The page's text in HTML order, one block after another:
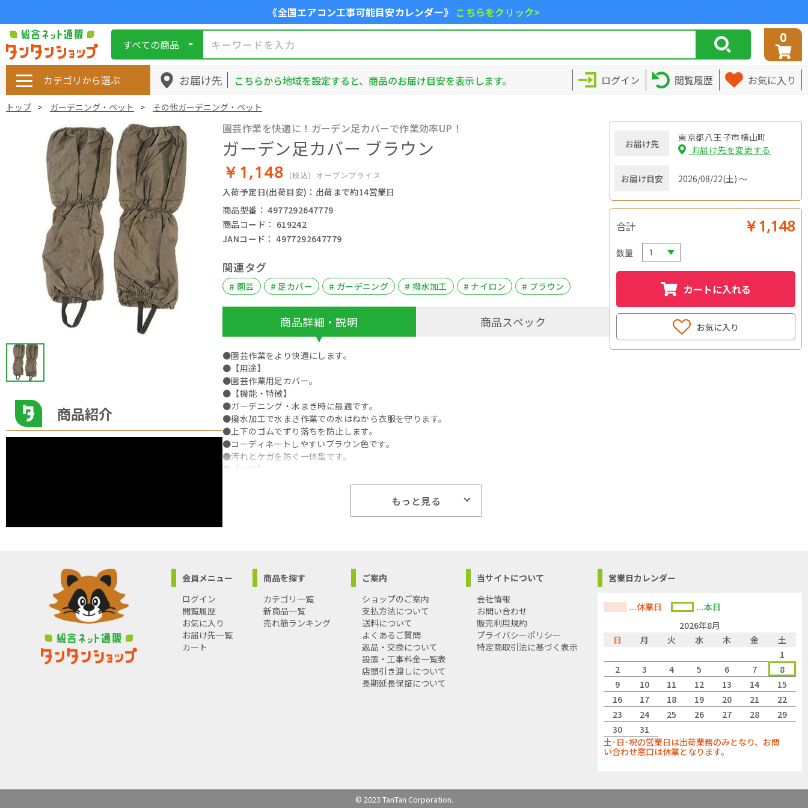
《全国エアコン工事可能目安カレンダー》 こちらをクリック>
すべての商品 0
カテゴリから選ぶ お届け先 こちらから地域を設定すると、商品のお届け目安を表示します。 ログイン 閲覧履歴 お気に入り
トップ ガーデニング・ペット その他ガーデニング・ペット
商品紹介
園芸作業を快適に！ガーデン足カバーで作業効率UP！
ガーデン足カバー ブラウン
￥1,148 (税込) オープンプライス
入荷予定日(出荷目安)：出荷まで約14営業日
商品型番： 4977292647779
商品コード： 619242
JANコード： 4977292647779
関連タグ
# 園芸 # 足カバー # ガーデニング # 撥水加工 # ナイロン # ブラウン
商品詳細・説明
●園芸作業をより快適にします。
●【用途】
●園芸作業用足カバー。
●【機能・特徴】
●ガーデニング・水まき時に最適です。
●撥水加工で水まき作業での水はねから衣服を守ります。
●上下のゴムでずり落ちを防止します。
●コーディネートしやすいブラウン色です。
●汚れとケガを防ぐ一体型です。
●【仕様】
●ブランド名：セフティ－３
●商品名：ガーデン足カバー
●規格：ブラウン
もっと見る
商品スペック
お届け先
東京都八王子市横山町
お届け先を変更する
お届け目安 2026/08/22(土) ～
合計 ￥1,148
数量
カートに入れる
お気に入り
会員メニュー
ログイン
閲覧履歴
お気に入り
お届け先一覧
カート
商品を探す
カテゴリ一覧
新商品一覧
売れ筋ランキング
ご案内
ショップのご案内
支払方法について
送料について
よくあるご質問
返品・交換について
設置・工事料金一覧表
店頭引き渡しについて
長期延長保証について
当サイトについて
会社情報
お問い合わせ
販売利用規約
プライバシーポリシー
特定商取引法に基づく表示
営業日カレンダー
...休業日
...本日
2026年8月
日
月 火 水 木 金
土
1
2
3 4 5 6 7
8
9
10 11 12 13 14
15
16
17 18 19 20 21
22
23
24 25 26 27 28
29
30
31
土･日･祝の営業日は出荷業務のみとなり、お問
い合わせ窓口は休業となります。
© 2023 TanTan Corporation.